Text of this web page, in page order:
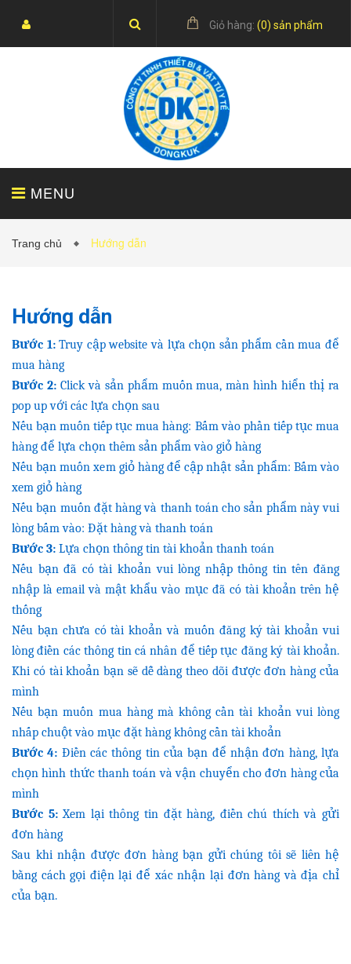
Giỏ hàng: (0) sản phẩm
MENU
TIN TỨC GIỚI THIỆU
LIÊN HỆ
Trang chủ Hướng dẫn
Hướng dẫn
Bước 1:Truy cập website và lựa chọn sản phẩm cần mua để
mua hàng
Bước 2:Click và sản phẩm muốn mua, màn hình hiển thị ra
pop up với các lựa chọn sau
Nếu bạn muốn tiếp tục mua hàng: Bấm vào phần tiếp tục mua
hàng để lựa chọn thêm sản phẩm vào giỏ hàng
Nếu bạn muốn xem giỏ hàng để cập nhật sản phẩm: Bấm vào
xem giỏ hàng
Nếu bạn muốn đặt hàng và thanh toán cho sản phẩm này vui
lòng bấm vào: Đặt hàng và thanh toán
Bước 3: Lựa chọn thông tin tài khoản thanh toán
Nếu bạn đã có tài khoản vui lòng nhập thông tin tên đăng
nhập là email và mật khẩu vào mục đã có tài khoản trên hệ
thống
Nếu bạn chưa có tài khoản và muốn đăng ký tài khoản vui
lòng điền các thông tin cá nhân để tiếp tục đăng ký tài khoản.
Khi có tài khoản bạn sẽ dễ dàng theo dõi được đơn hàng của
mình
Nếu bạn muốn mua hàng mà không cần tài khoản vui lòng
nhấp chuột vào mục đặt hàng không cần tài khoản
Bước 4: Điền các thông tin của bạn để nhận đơn hàng, lựa
chọn hình thức thanh toán và vận chuyển cho đơn hàng của
mình
Bước 5:Xem lại thông tin đặt hàng, điền chú thích và gửi
đơn hàng
Sau khi nhận được đơn hàng bạn gửi chúng tôi sẽ liên hệ
bằng cách gọi điện lại để xác nhận lại đơn hàng và địa chỉ
của bạn.